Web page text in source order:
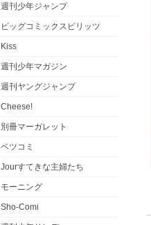
週刊少年ジャンプ
ビッグコミックスピリッツ
Kiss
週刊少年マガジン
週刊ヤングジャンプ
Cheese!
別冊マーガレット
ベツコミ
Jourすてきな主婦たち
モーニング
Sho-Comi